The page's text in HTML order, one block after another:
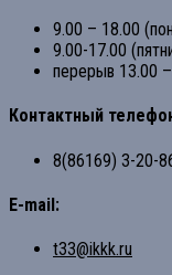
9.00 – 18.00
9.00-17.00
перерыв 13.00
Контактный
8(86169) 3-20-
E-mail:
t33@ikkk.ru